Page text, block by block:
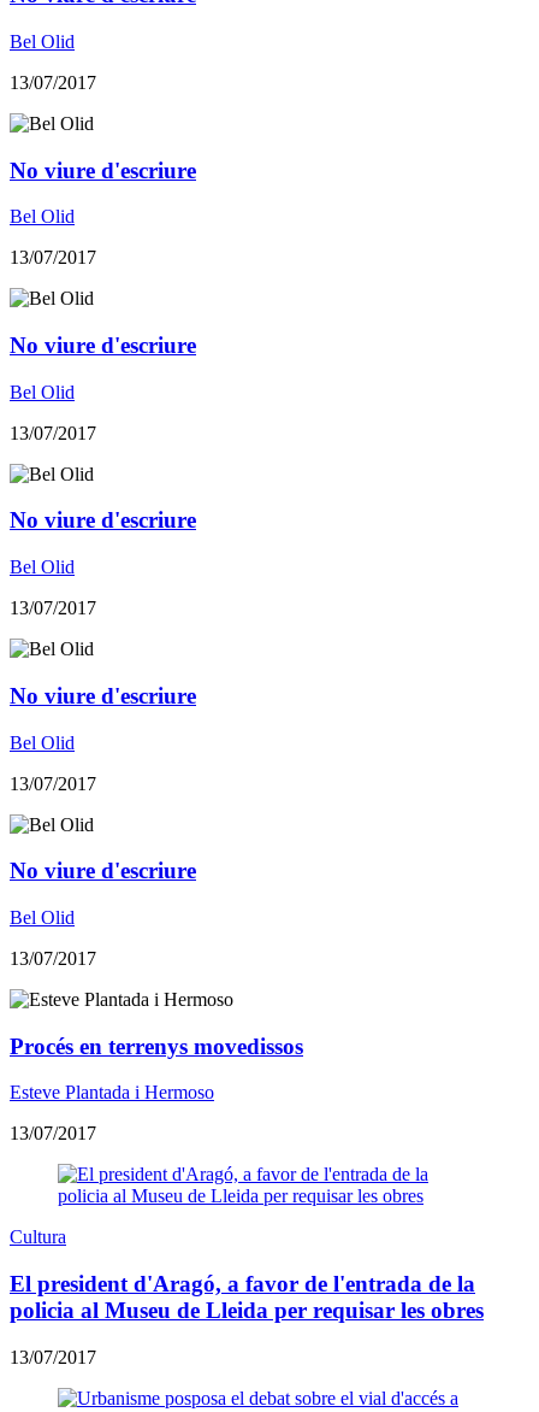
Bel Olid
13/07/2017
No viure d'escriure
Bel Olid
13/07/2017
No viure d'escriure
Bel Olid
13/07/2017
No viure d'escriure
Bel Olid
13/07/2017
No viure d'escriure
Bel Olid
13/07/2017
No viure d'escriure
Bel Olid
13/07/2017
Procés en terrenys movedissos
Esteve Plantada i Hermoso
13/07/2017
Cultura
El president d'Aragó, a favor de l'entrada de la
policia al Museu de Lleida per requisar les obres
13/07/2017